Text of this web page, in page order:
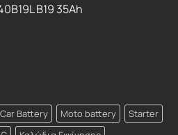
B19 35Ah
Battery Moto battery
Starter